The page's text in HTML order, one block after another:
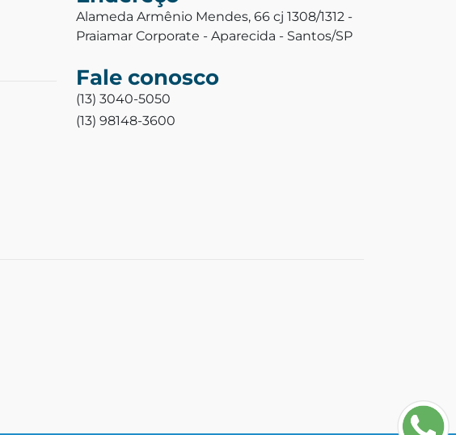
Alameda Armênio Mendes, 66 cj 1308/1312 -
Praiamar Corporate - Aparecida - Santos/SP
Fale conosco
(13) 3040-5050
(13) 98148-3600